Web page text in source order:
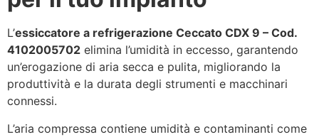
L’essiccatore a refrigerazione Ceccato CDX 9 – Cod.
4102005702 elimina l’umidità in eccesso, garantendo
un’erogazione di aria secca e pulita, migliorando la
produttività e la durata degli strumenti e macchinari
connessi.
L’aria compressa contiene umidità e contaminanti come